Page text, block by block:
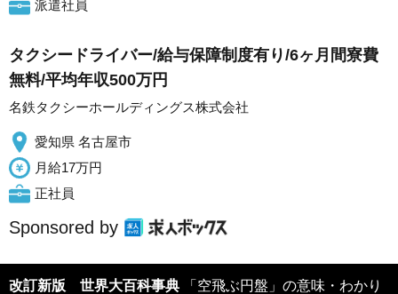
派遣社員
タクシードライバー/給与保障制度有り/6ヶ月間寮費
無料/平均年収500万円
名鉄タクシーホールディングス株式会社
愛知県 名古屋市
月給17万円
正社員
Sponsored by
改訂新版 世界大百科事典 「空飛ぶ円盤」の意味・わかり